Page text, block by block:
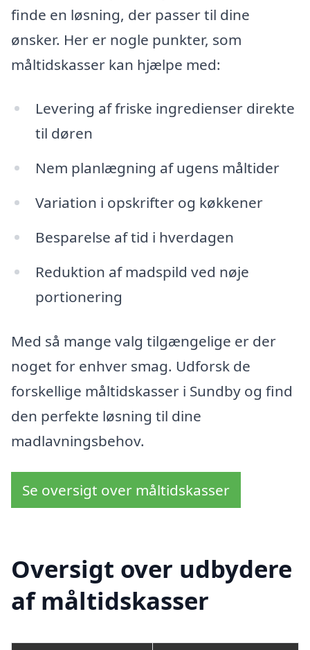
finde en løsning, der passer til dine
ønsker. Her er nogle punkter, som
måltidskasser kan hjælpe med:
Levering af friske ingredienser direkte
til døren
Nem planlægning af ugens måltider
Variation i opskrifter og køkkener
Besparelse af tid i hverdagen
Reduktion af madspild ved nøje
portionering
Med så mange valg tilgængelige er der
noget for enhver smag. Udforsk de
forskellige måltidskasser i Sundby og find
den perfekte løsning til dine
madlavningsbehov.
Se oversigt over måltidskasser
Oversigt over udbydere
af måltidskasser